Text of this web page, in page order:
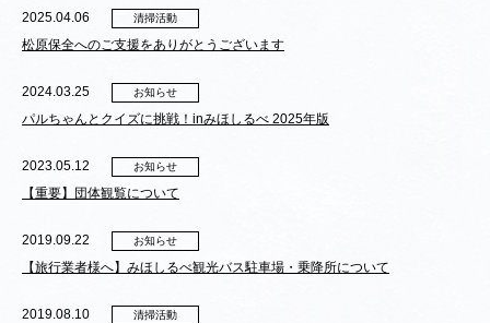
2025.04.06 清掃活動
松原保全へのご支援をありがとうございます
2024.03.25 お知らせ
パルちゃんとクイズに挑戦！inみほしるべ 2025年版
2023.05.12 お知らせ
【重要】団体観覧について
2019.09.22 お知らせ
【旅行業者様へ】みほしるべ観光バス駐車場・乗降所について
2019.08.10 清掃活動